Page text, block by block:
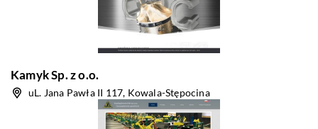
Kamyk Sp. z o.o.
uL. Jana Pawła II 117, Kowala-Stępocina